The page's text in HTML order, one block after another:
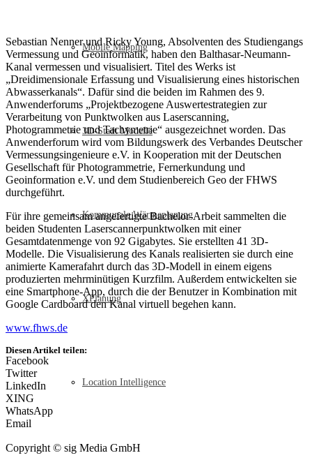
Mobile Mapping
3D-Stadt Modelle
Kommunale Wärmeplanung
XPlanung
Location Intelligence
Sebastian Nenner und Ricky Young, Absolventen des Studiengangs
Vermessung und Geoinformatik, haben den Balthasar-Neumann-
Kanal vermessen und visualisiert. Titel des Werks ist
„Dreidimensionale Erfassung und Visualisierung eines historischen
Abwasserkanals“. Dafür sind die beiden im Rahmen des 9.
Anwenderforums „Projektbezogene Auswertestrategien zur
Verarbeitung von Punktwolken aus Laserscanning,
Photogrammetrie und Tachymetrie“ ausgezeichnet worden. Das
Anwenderforum wird vom Bildungswerk des Verbandes Deutscher
Vermessungsingenieure e.V. in Kooperation mit der Deutschen
Gesellschaft für Photogrammetrie, Fernerkundung und
Geoinformation e.V. und dem Studienbereich Geo der FHWS
durchgeführt.
Für ihre gemeinsam angefertigte Bachelor-Arbeit sammelten die
beiden Studenten Laserscannerpunktwolken mit einer
Gesamtdatenmenge von 92 Gigabytes. Sie erstellten 41 3D-
Modelle. Die Visualisierung des Kanals realisierten sie durch eine
animierte Kamerafahrt durch das 3D-Modell in einem eigens
produzierten mehrminütigen Kurzfilm. Außerdem entwickelten sie
eine Smartphone-App, durch die der Benutzer in Kombination mit
Google Cardboard den Kanal virtuell begehen kann.
www.fhws.de
Diesen Artikel teilen:
Facebook
Twitter
LinkedIn
XING
WhatsApp
Email
Copyright © sig Media GmbH